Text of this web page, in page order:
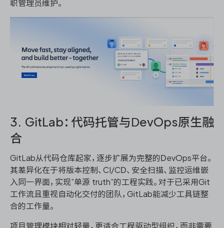
职管理员维护。
3. GitLab：代码托管与DevOps原生融
合
GitLab从代码仓库起家，逐步扩展为完整的DevOps平台。
其差异化在于将版本控制、CI/CD、安全扫描、监控运维嵌
入同一界面，实现”单源 truth”的工程实践。对于已采用Git
工作流且重视自动化交付的团队，GitLab能减少工具链整
合的工作量。
项目管理模块相对轻量，更适合工程驱动型组织，而非需要